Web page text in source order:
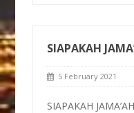
SIAPAKAH
5 February 2021
SIAPAKAH